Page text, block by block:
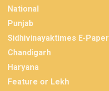
National
Punjab
Sidhivinayaktimes E-Paper
Chandigarh
Haryana
Feature or Lekh